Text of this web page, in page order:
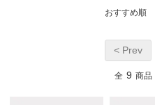
おすすめ順
< Prev
全 9 商品